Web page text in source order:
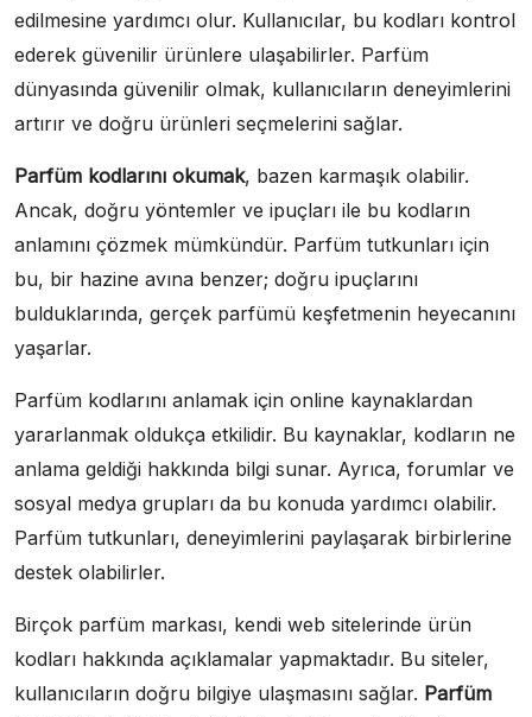
edilmesine yardımcı olur. Kullanıcılar, bu kodları kontrol
ederek güvenilir ürünlere ulaşabilirler. Parfüm
dünyasında güvenilir olmak, kullanıcıların deneyimlerini
artırır ve doğru ürünleri seçmelerini sağlar.
Parfüm kodlarını okumak, bazen karmaşık olabilir.
Ancak, doğru yöntemler ve ipuçları ile bu kodların
anlamını çözmek mümkündür. Parfüm tutkunları için
bu, bir hazine avına benzer; doğru ipuçlarını
bulduklarında, gerçek parfümü keşfetmenin heyecanını
yaşarlar.
Parfüm kodlarını anlamak için online kaynaklardan
yararlanmak oldukça etkilidir. Bu kaynaklar, kodların ne
anlama geldiği hakkında bilgi sunar. Ayrıca, forumlar ve
sosyal medya grupları da bu konuda yardımcı olabilir.
Parfüm tutkunları, deneyimlerini paylaşarak birbirlerine
destek olabilirler.
Birçok parfüm markası, kendi web sitelerinde ürün
kodları hakkında açıklamalar yapmaktadır. Bu siteler,
kullanıcıların doğru bilgiye ulaşmasını sağlar. Parfüm